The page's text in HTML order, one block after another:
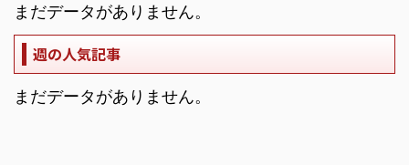
まだデータがありません。
週の人気記事
まだデータがありません。